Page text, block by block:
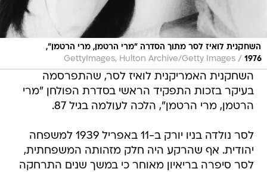
השחקנית לואיז לסר מתוך הסדרה "מרי הרטמן, מרי הרטמן",
1976
/
GettyImages, Hulton Archive/Getty Images
השחקנית האמריקנית לואיז לסר, שהתפרסמה
בעיקר בזכות התפקיד הראשי בסדרת הפולחן "מרי
הרטמן, מרי הרטמן", הלכה לעולמה בגיל 87.
לסר נולדה בניו יורק ב-11 באפריל 1939 למשפחה
יהודית. אף שהרקע היה חלק מזהותה המשפחתית,
לסר סיפרה בריאיון מאוחר כי במשך שנים התרחקה